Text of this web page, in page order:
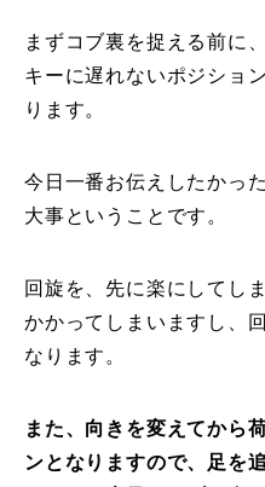
特別講座
PV
講師から選ぶ
インストラクター一覧
コブレッスン参加のお客様
レッスンレポート
よくある質問
まずコブ裏を捉える前に
キーに遅れないポジショ
ります。
今日一番お伝えしたかっ
大事ということです。
回旋を、先に楽にしてし
かかってしまいますし、
なります。
また、向きを変えてから
ンとなりますので、足を